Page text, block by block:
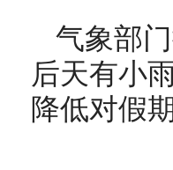
气象部
后天有小
降低对假